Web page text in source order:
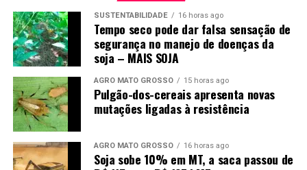
SUSTENTABILIDADE 16 horas ago
Tempo seco pode dar falsa sensação de
segurança no manejo de doenças da
soja – MAIS SOJA
AGRO MATO GROSSO 15 horas ago
Pulgão-dos-cereais apresenta novas
mutações ligadas à resistência
AGRO MATO GROSSO 16 horas ago
Soja sobe 10% em MT, a saca passou de